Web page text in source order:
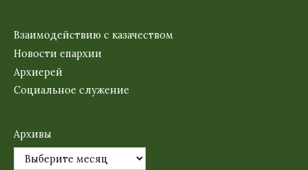
Взаимодействию с казачеством
Новости епархии
Архиерей
Социальное служение
Архивы